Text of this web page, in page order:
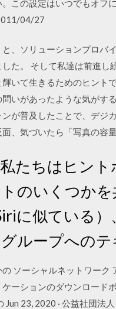
この設定はいつでもオフ
04/27
、ソリューションプロバ
た。 そして私達は前進
いて生きるためのヒント
いがあったような気が
が普及したことで、デジ
、気づいたら「写真の容
たちはヒン
のいくつか
に似ている
ループへの
ソーシャルネットワー
ケーションのダウンロード
Jun 23, 2020 · 公益社団